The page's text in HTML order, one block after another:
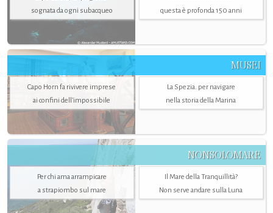
sognata da ogni subacqueo
questa è profonda 150 anni
MUSEI
Capo Horn fa rivivere imprese
ai confini dell’impossibile
La Spezia. per navigare
nella storia della Marina
NONSOLOMARE
Per chi ama arrampicare
a strapiombo sul mare
Il Mare della Tranquillità?
Non serve andare sulla Luna